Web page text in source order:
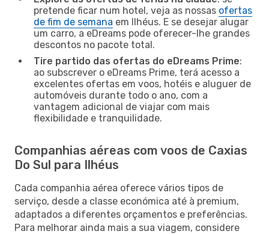
pretende ficar num hotel, veja as nossas ofertas
de fim de semana em Ilhéus. E se desejar alugar
um carro, a eDreams pode oferecer-lhe grandes
descontos no pacote total.
Tire partido das ofertas do eDreams Prime:
ao subscrever o eDreams Prime, terá acesso a
excelentes ofertas em voos, hotéis e aluguer de
automóveis durante todo o ano, com a
vantagem adicional de viajar com mais
flexibilidade e tranquilidade.
Companhias aéreas com voos de Caxias
Do Sul para Ilhéus
Cada companhia aérea oferece vários tipos de
serviço, desde a classe económica até à premium,
adaptados a diferentes orçamentos e preferências.
Para melhorar ainda mais a sua viagem, considere